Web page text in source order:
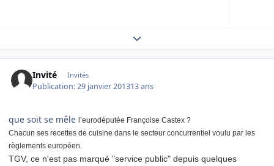
Expand topic overview
Invité Invités
Publication:29 janvier 201313 ans
que soit se mêle l’eurodéputée Françoise Castex ?
Chacun ses recettes de cuisine dans le secteur concurrentiel voulu par les
règlements européen.
TGV, ce n'est pas marqué "service public" depuis quelques